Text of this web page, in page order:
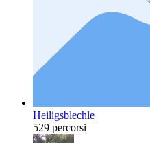
Heiligsblechle
529 percorsi